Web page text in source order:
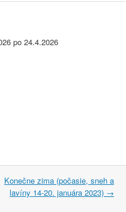
po 24.4.2026
Konečne zima (počasie, sneh a
lavíny 14-20. januára 2023) →